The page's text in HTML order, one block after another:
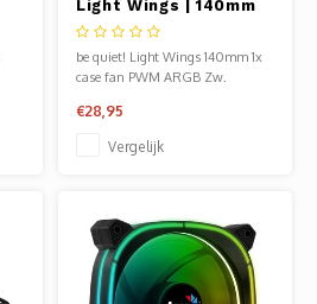
Light Wings | 140mm
PWM Case Fan | Zwart
| 1 stuk
be quiet! Light Wings 140mm 1x
case fan PWM ARGB Zw.
€28,95
Vergelijk